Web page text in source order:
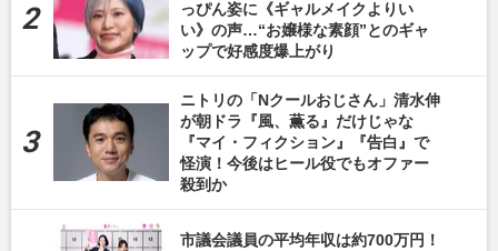
っぴん姿に《ギャルメイクよりい
い》の声…“お嬢様な素顔”とのギャ
ップで好感度爆上がり
ニトリの「Nクールおじさん」清水伸
が朝ドラ『風、薫る』だけじゃな
『マイ・フィクション』『告白』で
怪演！今後はヒール役でもオファー
殺到か
市議会議員の平均年収は約700万円！